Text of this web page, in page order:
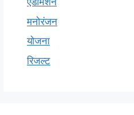
मनोरंजन
योजना
रिजल्ट